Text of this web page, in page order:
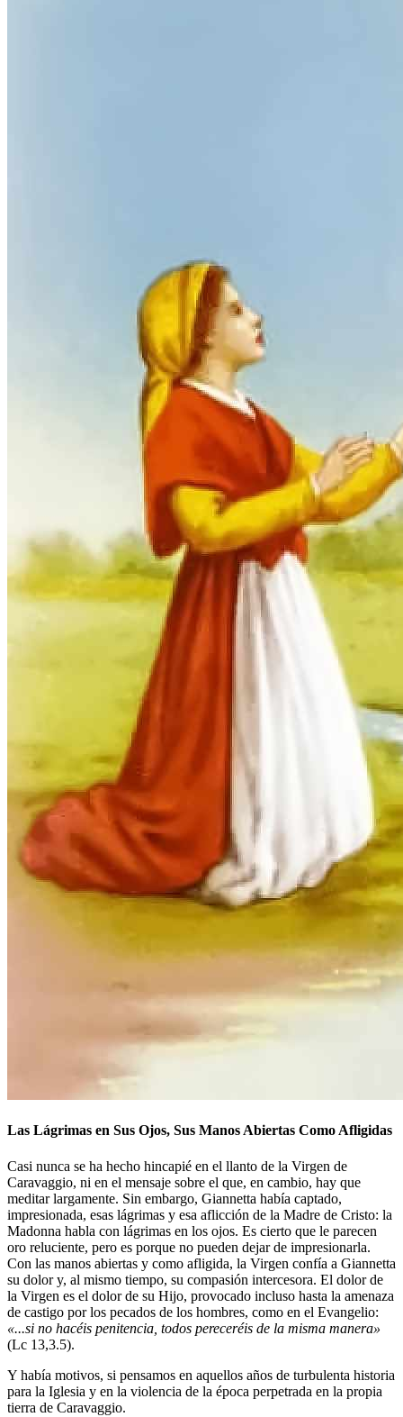
Las Lágrimas en Sus Ojos, Sus Manos Abiertas Como Afligidas
Casi nunca se ha hecho hincapié en el llanto de la Virgen de
Caravaggio, ni en el mensaje sobre el que, en cambio, hay que
meditar largamente. Sin embargo, Giannetta había captado,
impresionada, esas lágrimas y esa aflicción de la Madre de Cristo: la
Madonna habla con lágrimas en los ojos. Es cierto que le parecen
oro reluciente, pero es porque no pueden dejar de impresionarla.
Con las manos abiertas y como afligida, la Virgen confía a Giannetta
su dolor y, al mismo tiempo, su compasión intercesora. El dolor de
la Virgen es el dolor de su Hijo, provocado incluso hasta la amenaza
de castigo por los pecados de los hombres, como en el Evangelio:
«...si no hacéis penitencia, todos pereceréis de la misma manera»
(Lc 13,3.5).
Y había motivos, si pensamos en aquellos años de turbulenta historia
para la Iglesia y en la violencia de la época perpetrada en la propia
tierra de Caravaggio.